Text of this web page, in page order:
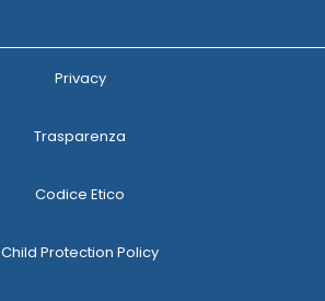
Privacy
Trasparenza
Codice Etico
Child Protection Policy